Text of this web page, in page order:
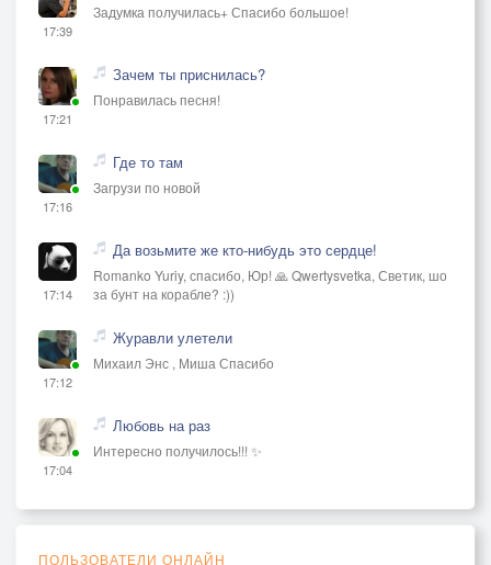
17:39
Задумка получилась+ Спасибо большое!
17:21
Зачем ты приснилась?
Понравилась песня!
17:16
Где то там
Загрузи по новой
17:14
Да возьмите же кто-нибудь это сердце!
Romanko Yuriy, спасибо, Юр! 🙏 Qwertysvetka, Светик, шо
за бунт на корабле? :))
17:12
Журавли улетели
Михаил Энс , Миша Спасибо
17:04
Любовь на раз
Интересно получилось!!! ✨
ПОЛЬЗОВАТЕЛИ ОНЛАЙН